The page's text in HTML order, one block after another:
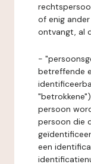
of enig
ontvangt, al
-
betreffende
persoon
persoon die
een